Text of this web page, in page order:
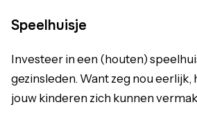
Speelhuisje
Investeer in een (houten)
gezinsleden. Want zeg nou eerlijk,
jouw kinderen zich kunnen